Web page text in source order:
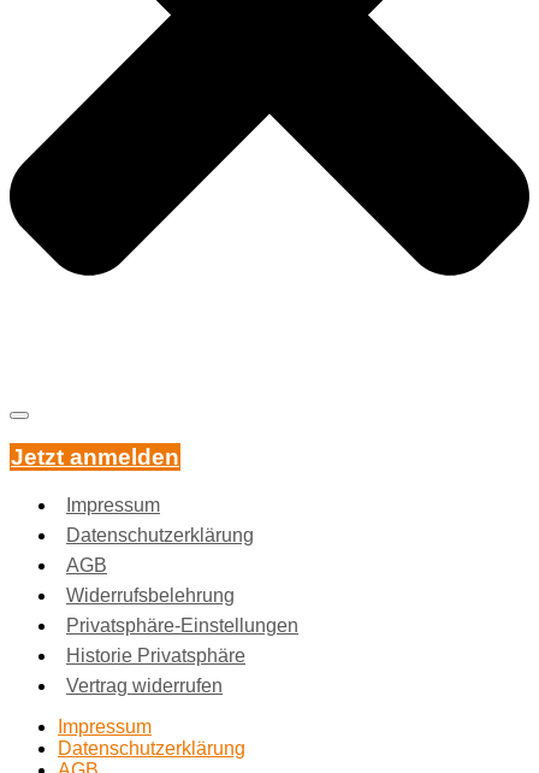
Jetzt anmelden
Impressum
Datenschutzerklärung
AGB
Widerrufsbelehrung
Privatsphäre-Einstellungen
Historie Privatsphäre
Vertrag widerrufen
Impressum
Datenschutzerklärung